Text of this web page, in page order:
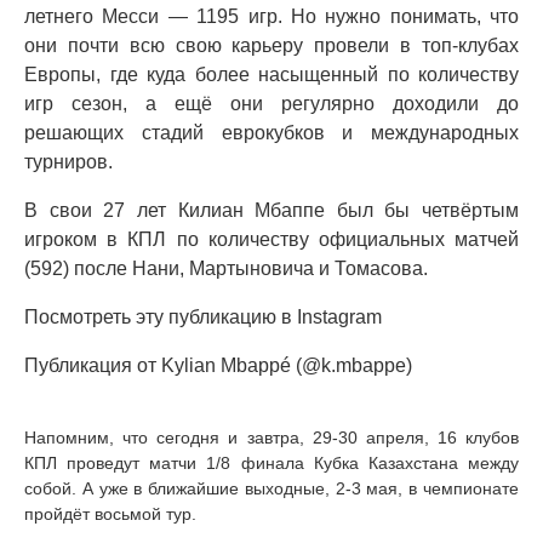
летнего Месси — 1195 игр. Но нужно понимать, что
они почти всю свою карьеру провели в топ-клубах
Европы, где куда более насыщенный по количеству
игр сезон, а ещё они регулярно доходили до
решающих стадий еврокубков и международных
турниров.
В свои 27 лет Килиан Мбаппе был бы четвёртым
игроком в КПЛ по количеству официальных матчей
(592) после Нани, Мартыновича и Томасова.
Посмотреть эту публикацию в Instagram
Публикация от Kylian Mbappé (@k.mbappe)
Напомним, что сегодня и завтра, 29-30 апреля, 16 клубов
КПЛ проведут матчи 1/8 финала Кубка Казахстана между
собой. А уже в ближайшие выходные, 2-3 мая, в чемпионате
пройдёт восьмой тур.